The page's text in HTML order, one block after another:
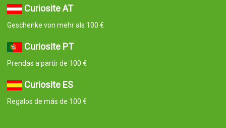
Curiosite AT
Geschenke von mehr als 100 €
Curiosite PT
Prendas a partir de 100 €
Curiosite ES
Regalos de más de 100 €